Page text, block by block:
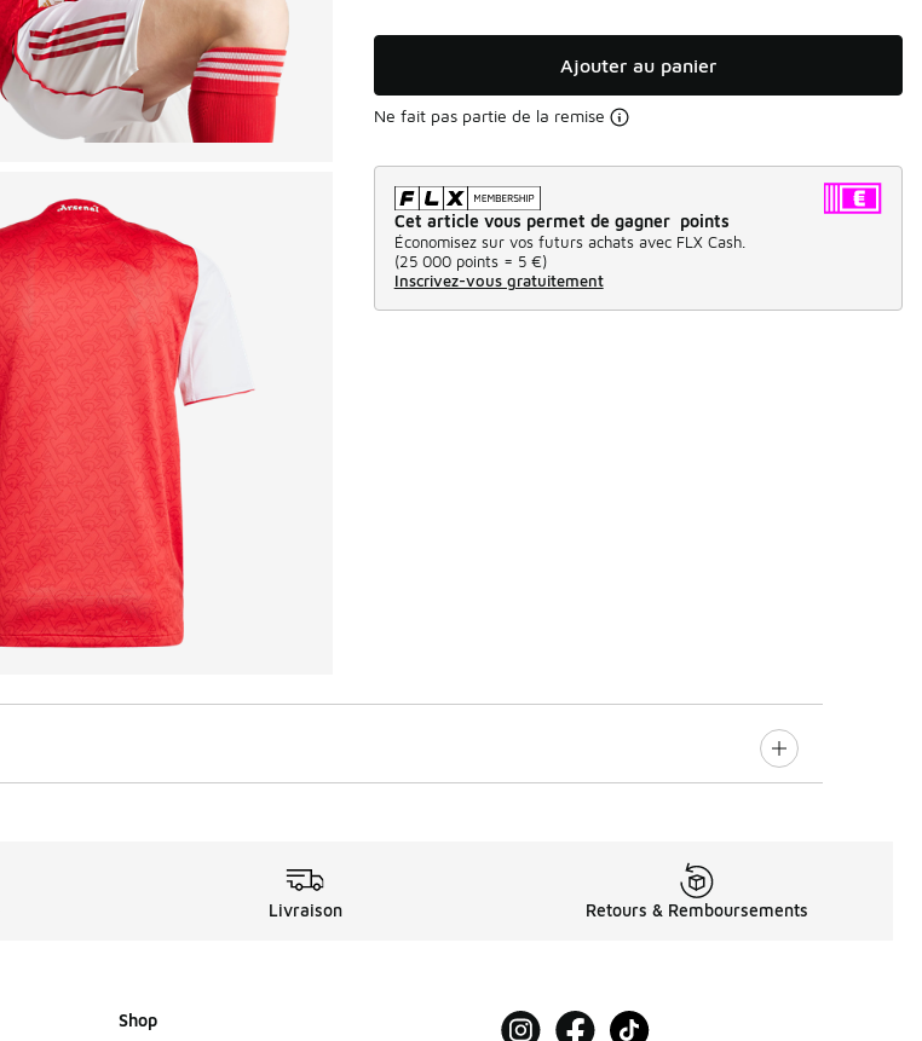
Ajouter au panier
Ne fait pas partie de la remise
Cet article vous permet de gagner points
Économisez sur vos futurs achats avec FLX Cash.
(25 000 points = 5 €)
Inscrivez-vous gratuitement
Livraison Retours & Remboursements
Shop